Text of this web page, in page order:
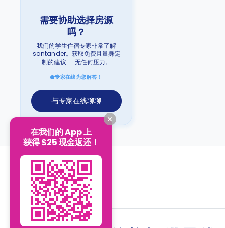
需要协助选择房源
吗？
我们的学生住宿专家非常了解
santander。获取免费且量身定
制的建议 — 无任何压力。
专家在线为您解答！
与专家在线聊聊
在我们的 App 上
获得 $25 现金返还！